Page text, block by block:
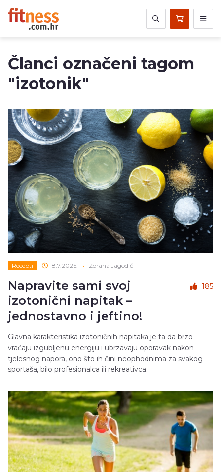
Članci označeni tagom
"izotonik"
Recepti 8.7.2026. • Zorana Jagodić
Napravite sami svoj
izotonični napitak –
jednostavno i jeftino!
185
Glavna karakteristika izotoničnih napitaka je ta da brzo
vraćaju izgubljenu energiju i ubrzavaju oporavak nakon
tjelesnog napora, ono što ih čini neophodnima za svakog
sportaša, bilo profesionalca ili rekreativca.